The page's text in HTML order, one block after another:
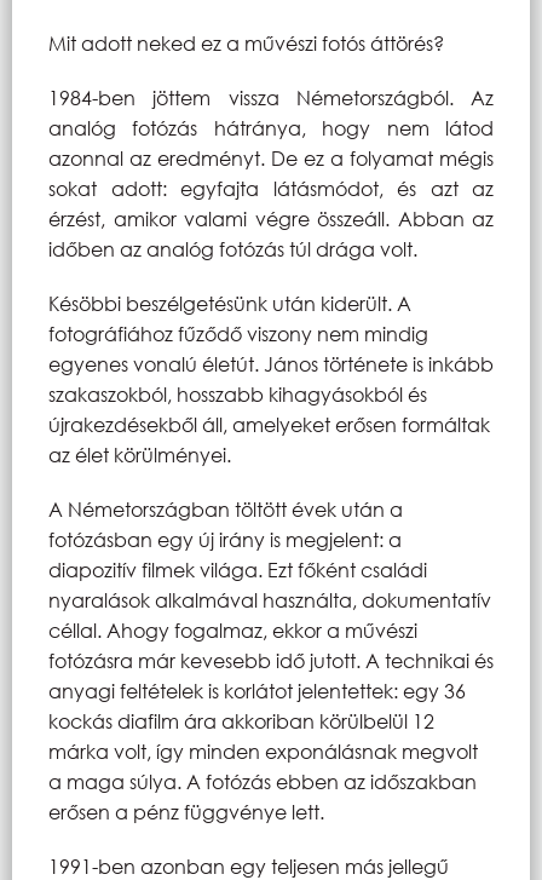
Mit adott neked ez a művészi fotós áttörés?
1984-ben jöttem vissza Németországból. Az
analóg fotózás hátránya, hogy nem látod
azonnal az eredményt. De ez a folyamat mégis
sokat adott: egyfajta látásmódot, és azt az
érzést, amikor valami végre összeáll. Abban az
időben az analóg fotózás túl drága volt.
Késöbbi beszélgetésünk után kiderült. A
fotográfiához fűződő viszony nem mindig
egyenes vonalú életút. János története is inkább
szakaszokból, hosszabb kihagyásokból és
újrakezdésekből áll, amelyeket erősen formáltak
az élet körülményei.
A Németországban töltött évek után a
fotózásban egy új irány is megjelent: a
diapozitív filmek világa. Ezt főként családi
nyaralások alkalmával használta, dokumentatív
céllal. Ahogy fogalmaz, ekkor a művészi
fotózásra már kevesebb idő jutott. A technikai és
anyagi feltételek is korlátot jelentettek: egy 36
kockás diafilm ára akkoriban körülbelül 12
márka volt, így minden exponálásnak megvolt
a maga súlya. A fotózás ebben az időszakban
erősen a pénz függvénye lett.
1991-ben azonban egy teljesen más jellegű